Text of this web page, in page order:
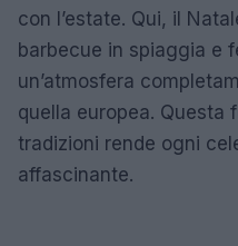
con l’estate. Qui, il
barbecue in spiaggia e
un’atmosfera
quella europea. Questa
tradizioni rende ogni
affascinante.